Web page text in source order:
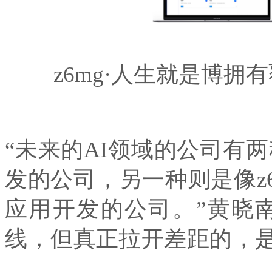
z6mg·人生就是博拥
“未来的AI领域的公司有两
发的公司，另一种则是像
应用开发的公司。”黄晓
线，但真正拉开差距的